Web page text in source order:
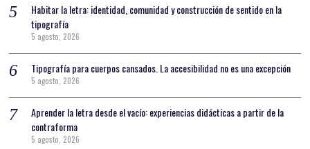
Habitar la letra: identidad, comunidad y construcción de sentido en la
tipografía
5 agosto, 2026
Tipografía para cuerpos cansados. La accesibilidad no es una excepción
5 agosto, 2026
Aprender la letra desde el vacío: experiencias didácticas a partir de la
contraforma
5 agosto, 2026